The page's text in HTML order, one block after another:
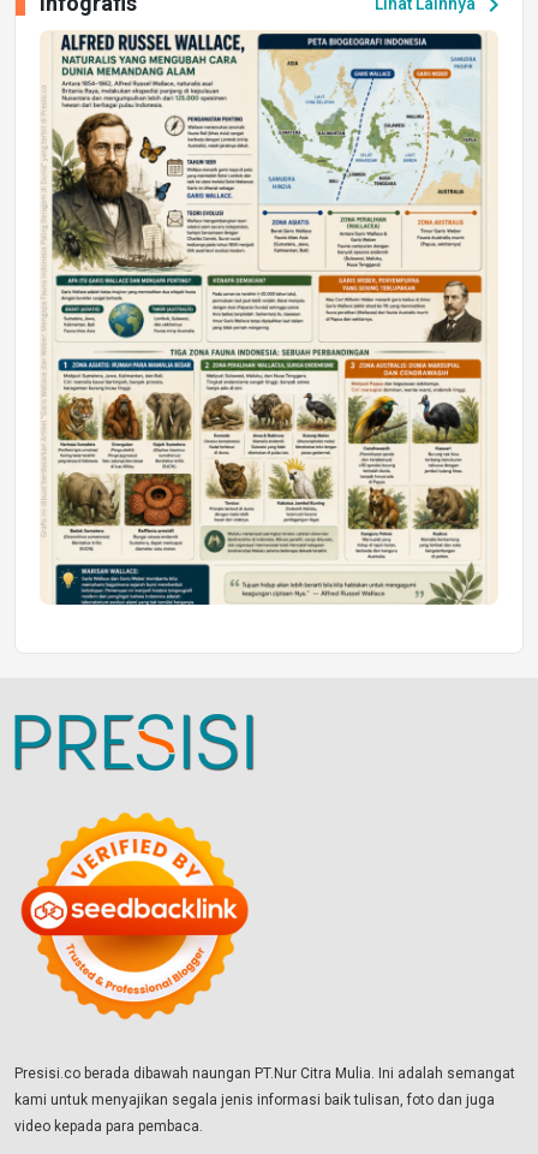
Peluang Kerja dan Magang
Jumat, 17 Jul 2026 22:30
DAERAH
Astra Motor Kalimantan Timur 2 Dukung
Mahasiswa Samarinda dalam Astra
Honda SDGs Future Leaders 2026
Jumat, 10 Jul 2026 19:01
Presisi.co berada dibawah naungan PT.Nur Citra Mulia. Ini adalah semangat
kami untuk menyajikan segala jenis informasi baik tulisan, foto dan juga
video kepada para pembaca.